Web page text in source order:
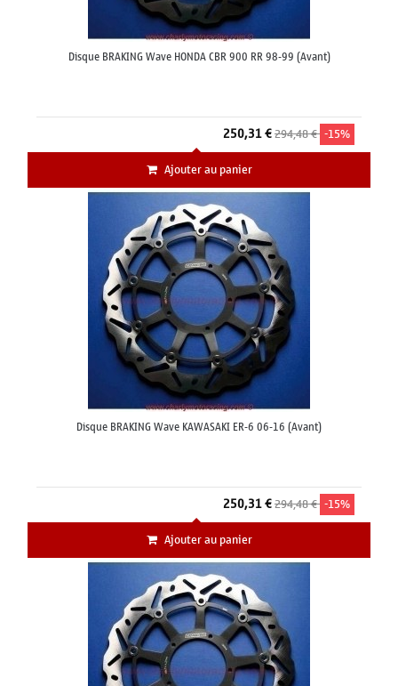
Disque BRAKING Wave HONDA CBR 900 RR 98-99 (Avant)
250,31 €294,48 € -15%
Ajouter au panier
Disque BRAKING Wave KAWASAKI ER-6 06-16 (Avant)
250,31 €294,48 € -15%
Ajouter au panier